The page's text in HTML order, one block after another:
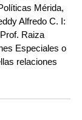
Mérida,
Alfredo C. I:
Raiza
Especiales o
relaciones